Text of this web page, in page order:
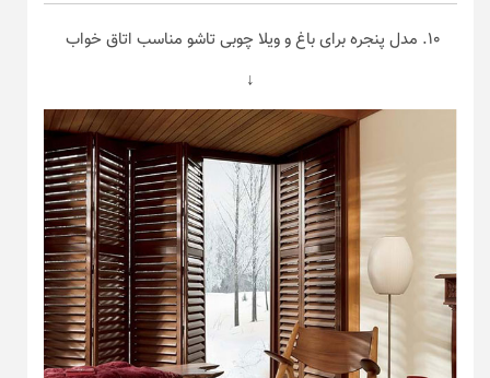
۱۰. مدل پنجره برای باغ و ویلا چوبی تاشو مناسب اتاق خواب
↓